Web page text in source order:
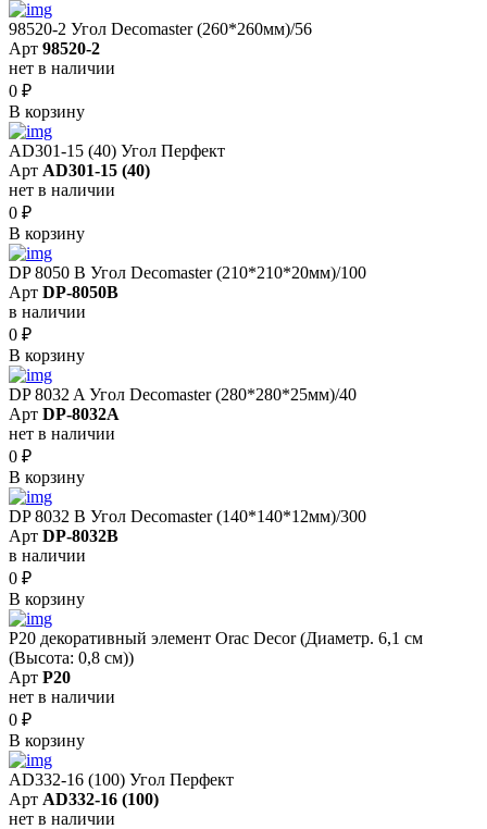
98520-2 Угол Decomaster (260*260мм)/56
Арт 98520-2
нет в наличии
0 ₽
В корзину
AD301-15 (40) Угол Перфект
Арт AD301-15 (40)
нет в наличии
0 ₽
В корзину
DP 8050 B Угол Decomaster (210*210*20мм)/100
Арт DP-8050B
в наличии
0 ₽
В корзину
DP 8032 A Угол Decomaster (280*280*25мм)/40
Арт DP-8032A
нет в наличии
0 ₽
В корзину
DP 8032 B Угол Decomaster (140*140*12мм)/300
Арт DP-8032B
в наличии
0 ₽
В корзину
P20 декоративный элемент Orac Decor (Диаметр. 6,1 см
(Высота: 0,8 cм))
Арт P20
нет в наличии
0 ₽
В корзину
AD332-16 (100) Угол Перфект
Арт AD332-16 (100)
нет в наличии